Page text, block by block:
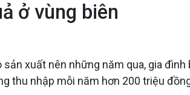
ở vùng biên
xuất nên những năm qua, gia đình
thu nhập mỗi năm hơn 200 triệu